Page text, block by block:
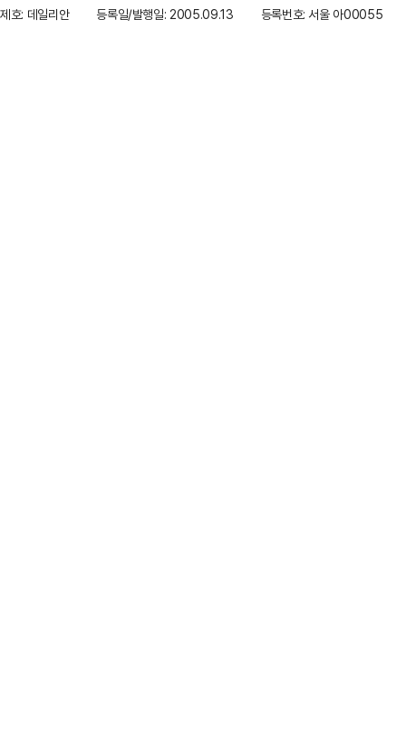
제호: 데일리안
등록일/발행일: 2005.09.13 등록번호: 서울 아00055